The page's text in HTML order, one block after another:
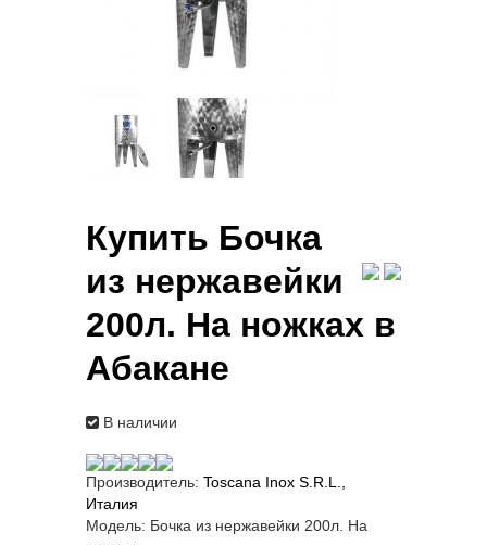
Купить Бочка
из нержавейки
200л. На ножках в
Абакане
В наличии
Производитель: Toscana Inox S.R.L.,
Италия
Модель: Бочка из нержавейки 200л. На